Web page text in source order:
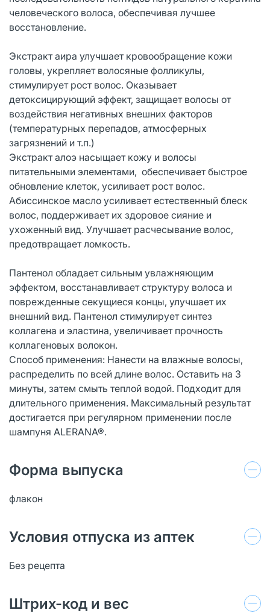
человеческого волоса, обеспечивая лучшее
восстановление.
Экстракт аира улучшает кровообращение кожи
головы, укрепляет волосяные фолликулы,
стимулирует рост волос. Оказывает
детоксицирующий эффект, защищает волосы от
воздействия негативных внешних факторов
(температурных перепадов, атмосферных
загрязнений и т.п.)
Экстракт алоэ насыщает кожу и волосы
питательными элементами, обеспечивает быстрое
обновление клеток, усиливает рост волос.
Абиссинское масло усиливает естественный блеск
волос, поддерживает их здоровое сияние и
ухоженный вид. Улучшает расчесывание волос,
предотвращает ломкость.
Пантенол обладает сильным увлажняющим
эффектом, восстанавливает структуру волоса и
поврежденные секущиеся концы, улучшает их
внешний вид. Пантенол стимулирует синтез
коллагена и эластина, увеличивает прочность
коллагеновых волокон.
Способ применения: Нанести на влажные волосы,
распределить по всей длине волос. Оставить на 3
минуты, затем смыть теплой водой. Подходит для
длительного применения. Максимальный результат
достигается при регулярном применении после
шампуня ALERANA®.
Форма выпуска
флакон
Условия отпуска из аптек
Без рецепта
Штрих-код и вес